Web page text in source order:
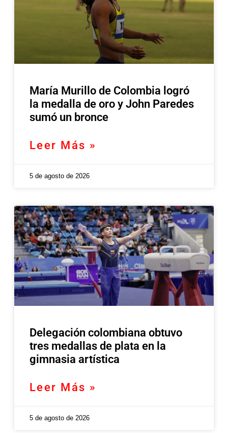
María Murillo de Colombia logró
la medalla de oro y John Paredes
sumó un bronce
Leer Más »
5 de agosto de 2026
Delegación colombiana obtuvo
tres medallas de plata en la
gimnasia artística
Leer Más »
5 de agosto de 2026